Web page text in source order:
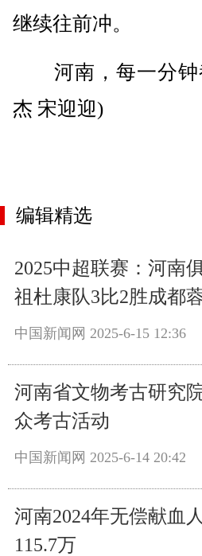
继续往前冲。
河南，每一分钟
杰 宋迎迎)
编辑精选
2025中超联赛：河南
祖杜康队3比2胜成都
中国新闻网 2025-6-15 12:36
河南省文物考古研究
众考古活动
中国新闻网 2025-6-14 20:42
河南2024年无偿献血
115.7万